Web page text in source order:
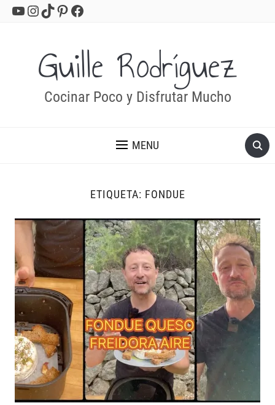
YouTube
Instagram
TikTok
Pinterest
Facebook
Guille Rodríguez
Cocinar Poco y Disfrutar Mucho
MENU
ETIQUETA: FONDUE